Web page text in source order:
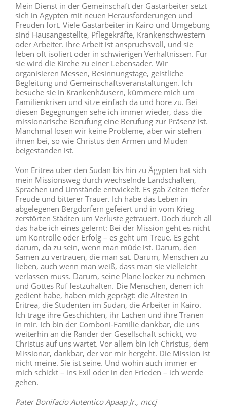
Mein Dienst in der Gemeinschaft der Gastarbeiter setzt
sich in Ägypten mit neuen Herausforderungen und
Freuden fort. Viele Gastarbeiter in Kairo und Umgebung
sind Hausangestellte, Pflegekräfte, Krankenschwestern
oder Arbeiter. Ihre Arbeit ist anspruchsvoll, und sie
leben oft isoliert oder in schwierigen Verhältnissen. Für
sie wird die Kirche zu einer Lebensader. Wir
organisieren Messen, Besinnungstage, geistliche
Begleitung und Gemeinschaftsveranstaltungen. Ich
besuche sie in Krankenhäusern, kümmere mich um
Familienkrisen und sitze einfach da und höre zu. Bei
diesen Begegnungen sehe ich immer wieder, dass die
missionarische Berufung eine Berufung zur Präsenz ist.
Manchmal lösen wir keine Probleme, aber wir stehen
ihnen bei, so wie Christus den Armen und Müden
beigestanden ist.
Von Eritrea über den Sudan bis hin zu Ägypten hat sich
mein Missionsweg durch wechselnde Landschaften,
Sprachen und Umstände entwickelt. Es gab Zeiten tiefer
Freude und bitterer Trauer. Ich habe das Leben in
abgelegenen Bergdörfern gefeiert und in vom Krieg
zerstörten Städten um Verluste getrauert. Doch durch all
das habe ich eines gelernt: Bei der Mission geht es nicht
um Kontrolle oder Erfolg – es geht um Treue. Es geht
darum, da zu sein, wenn man müde ist. Darum, den
Samen zu vertrauen, die man sät. Darum, Menschen zu
lieben, auch wenn man weiß, dass man sie vielleicht
verlassen muss. Darum, seine Pläne locker zu nehmen
und Gottes Ruf festzuhalten. Die Menschen, denen ich
gedient habe, haben mich geprägt: die Ältesten in
Eritrea, die Studenten im Sudan, die Arbeiter in Kairo.
Ich trage ihre Geschichten, ihr Lachen und ihre Tränen
in mir. Ich bin der Comboni-Familie dankbar, die uns
weiterhin an die Ränder der Gesellschaft schickt, wo
Christus auf uns wartet. Vor allem bin ich Christus, dem
Missionar, dankbar, der vor mir hergeht. Die Mission ist
nicht meine. Sie ist seine. Und wohin auch immer er
mich schickt – ins Exil oder in den Frieden – ich werde
gehen.
Pater Bonifacio Autentico Apaap Jr., mccj